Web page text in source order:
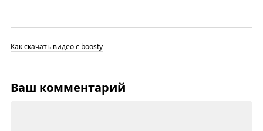
Как скачать видео с boosty
Ваш комментарий